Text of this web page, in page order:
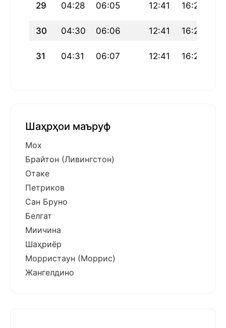
29 04:28 06:05 12:41 16:23
30 04:30 06:06 12:41 16:22
31 04:31 06:07 12:41 16:22
Шаҳрҳои маъруф
Мох
Брайтон (Ливингстон)
Отаке
Петриков
Сан Бруно
Белгат
Миичина
Шаҳриёр
Морристаун (Моррис)
Жангелдино